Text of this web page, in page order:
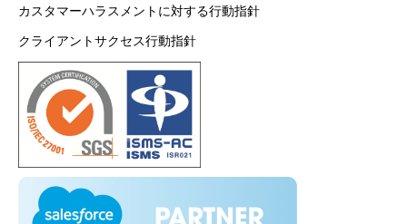
カスタマーハラスメントに対する行動指針
クライアントサクセス行動指針